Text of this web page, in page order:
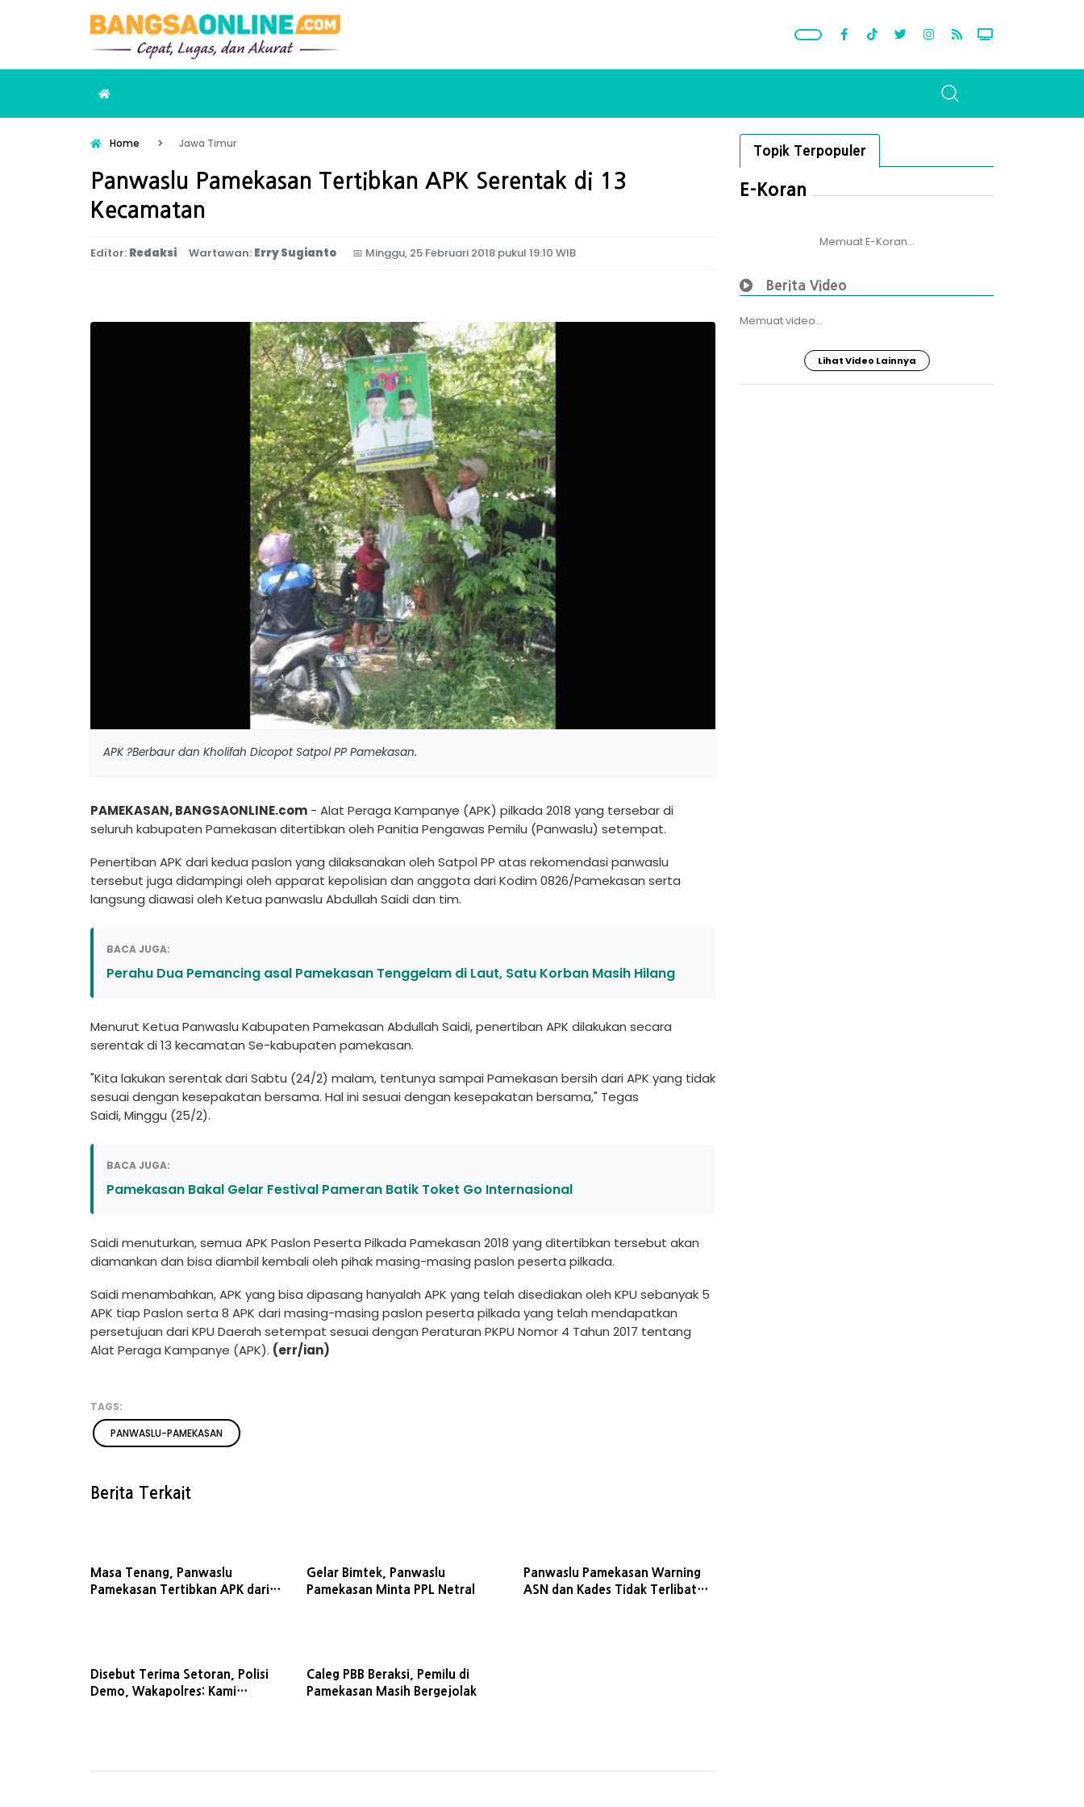
Home Jawa Timur
Panwaslu Pamekasan Tertibkan APK Serentak di 13
Kecamatan
Editor: Redaksi Wartawan: Erry Sugianto 📅 Minggu, 25 Februari 2018 pukul 19:10 WIB
APK ?Berbaur dan Kholifah Dicopot Satpol PP Pamekasan.
PAMEKASAN, BANGSAONLINE.com - Alat Peraga Kampanye (APK) pilkada 2018 yang tersebar di
seluruh kabupaten Pamekasan ditertibkan oleh Panitia Pengawas Pemilu (Panwaslu) setempat.
Penertiban APK dari kedua paslon yang dilaksanakan oleh Satpol PP atas rekomendasi panwaslu
tersebut juga didampingi oleh apparat kepolisian dan anggota dari Kodim 0826/Pamekasan serta
langsung diawasi oleh Ketua panwaslu Abdullah Saidi dan tim.
BACA JUGA:
Perahu Dua Pemancing asal Pamekasan Tenggelam di Laut, Satu Korban Masih Hilang
Menurut Ketua Panwaslu Kabupaten Pamekasan Abdullah Saidi, penertiban APK dilakukan secara
serentak di 13 kecamatan Se-kabupaten pamekasan.
"Kita lakukan serentak dari Sabtu (24/2) malam, tentunya sampai Pamekasan bersih dari APK yang tidak
sesuai dengan kesepakatan bersama. Hal ini sesuai dengan kesepakatan bersama," Tegas
Saidi, Minggu (25/2).
BACA JUGA:
Pamekasan Bakal Gelar Festival Pameran Batik Toket Go Internasional
Saidi menuturkan, semua APK Paslon Peserta Pilkada Pamekasan 2018 yang ditertibkan tersebut akan
diamankan dan bisa diambil kembali oleh pihak masing-masing paslon peserta pilkada.
Saidi menambahkan, APK yang bisa dipasang hanyalah APK yang telah disediakan oleh KPU sebanyak 5
APK tiap Paslon serta 8 APK dari masing-masing paslon peserta pilkada yang telah mendapatkan
persetujuan dari KPU Daerah setempat sesuai dengan Peraturan PKPU Nomor 4 Tahun 2017 tentang
Alat Peraga Kampanye (APK). (err/ian)
TAGS:
PANWASLU-PAMEKASAN
Berita Terkait
Masa Tenang, Panwaslu
Pamekasan Tertibkan APK dari
Gelar Bimtek, Panwaslu
Pamekasan Minta PPL Netral
Panwaslu Pamekasan Warning
ASN dan Kades Tidak Terlibat
Disebut Terima Setoran, Polisi
Demo, Wakapolres: Kami
Caleg PBB Beraksi, Pemilu di
Pamekasan Masih Bergejolak
Topik Terpopuler
E-Koran
Memuat E-Koran...
Berita Video
Memuat video...
Lihat Video Lainnya